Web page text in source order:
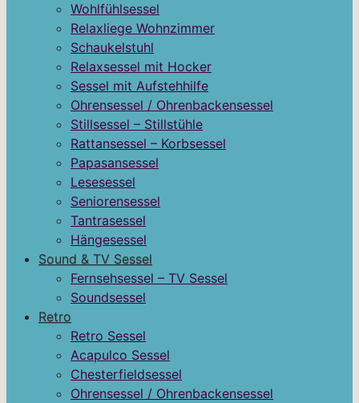
Wohlfühlsessel
Relaxliege Wohnzimmer
Schaukelstuhl
Relaxsessel mit Hocker
Sessel mit Aufstehhilfe
Ohrensessel / Ohrenbackensessel
Stillsessel – Stillstühle
Rattansessel – Korbsessel
Papasansessel
Lesesessel
Seniorensessel
Tantrasessel
Hängesessel
Sound & TV Sessel
Fernsehsessel – TV Sessel
Soundsessel
Retro
Retro Sessel
Acapulco Sessel
Chesterfieldsessel
Ohrensessel / Ohrenbackensessel